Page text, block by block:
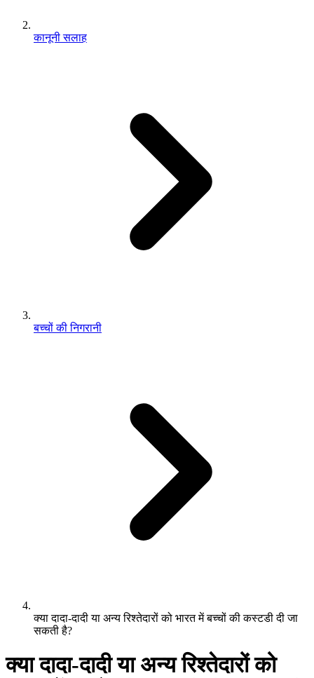
कानूनी सलाह
बच्चों की निगरानी
क्या दादा-दादी या अन्य रिश्तेदारों को भारत में बच्चों की कस्टडी दी जा
सकती है?
क्या दादा-दादी या अन्य रिश्तेदारों को